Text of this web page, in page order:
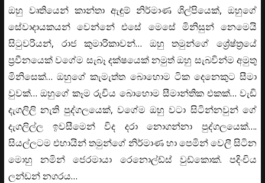
ඔහු වෘතියෙන් කාන්තා ඇඳුම් නිර්මාණ ශිල්පියෙක්, ඔහුගේ
සේවාදායකයන් වෙන්නේ එසේ මෙසේ මිනිසුන් නෙමෙයි
සිටුවරියන්, රාජ කුමාරිකාවන්… ඔහු තමුන්ගේ ශ්‍රේෂ්ත්‍රයේ
ප්‍රවීනයෙක් වගේම සැබෑ දක්ෂයෙක් නමුත් ඔහු සැබවින්ම අමුතු
මිනිසෙක්… ඔහුගේ කැමැත්ත බොහොම ටික දෙනෙකුට සීමා
වුවක්… ඔහුගේ කෑම රුචිය බොහොම සීමාන්තික එකක්… වැඩි
දැගලිලි නැති පුද්ගලයෙක්, වගේම ඔහු වටා සිටින්නවුන් ගේ
දැගලිල්ල ඉවසීමෙන් විද දරා නොගන්නා පුද්ගලයෙක්….
සියල්ලටම එහායින් තමුන්ගේ නිර්මාණ හා පෙමින් වෙලී සිටින
මොහු නමින් ජෙරමායා රෙනොල්ඩ්ස් වුඩ්කොක්. පදිංචිය
ලන්ඩන් නගරය…